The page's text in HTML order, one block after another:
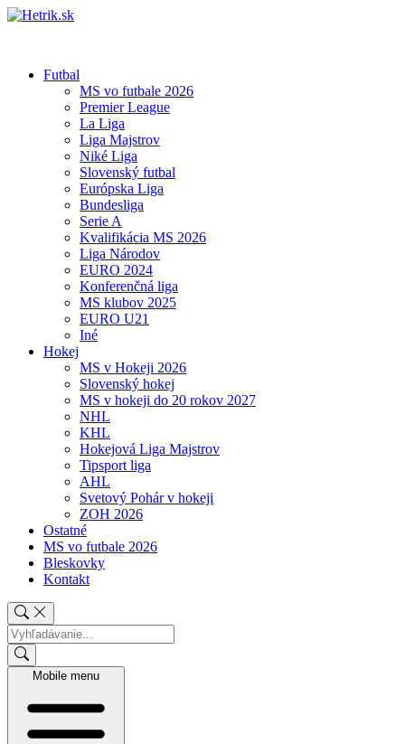
Futbal
MS vo futbale 2026
Premier League
La Liga
Liga Majstrov
Niké Liga
Slovenský futbal
Európska Liga
Bundesliga
Serie A
Kvalifikácia MS 2026
Liga Národov
EURO 2024
Konferenčná liga
MS klubov 2025
EURO U21
Iné
Hokej
MS v Hokeji 2026
Slovenský hokej
MS v hokeji do 20 rokov 2027
NHL
KHL
Hokejová Liga Majstrov
Tipsport liga
AHL
Svetový Pohár v hokeji
ZOH 2026
Ostatné
MS vo futbale 2026
Bleskovky
Kontakt
Mobile menu